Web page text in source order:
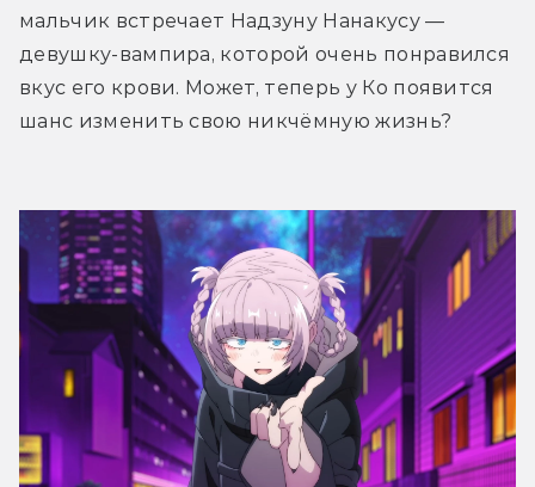
мальчик встречает Надзуну Нанакусу —
девушку-вампира, которой очень понравился
вкус его крови. Может, теперь у Ко появится
шанс изменить свою никчёмную жизнь?